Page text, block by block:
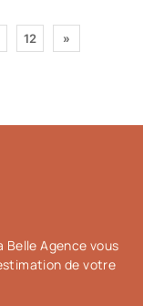
12 »
Belle Agence vous
de votre